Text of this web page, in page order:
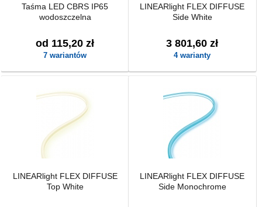
Taśma LED CBRS IP65
wodoszczelna
od 115,20 zł
7 wariantów
LINEARlight FLEX DIFFUSE
Side White
3 801,60 zł
4 warianty
LINEARlight FLEX DIFFUSE
Top White
LINEARlight FLEX DIFFUSE
Side Monochrome